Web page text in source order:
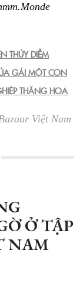
THÚY DIỄM
GÁI MỘT CON
THĂNG HOA
Việt Nam
Ở TẬP
NAM